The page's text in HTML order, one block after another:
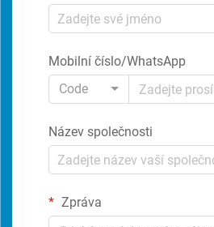
Mobilní číslo/WhatsApp
Code
Název společnosti
Zpráva